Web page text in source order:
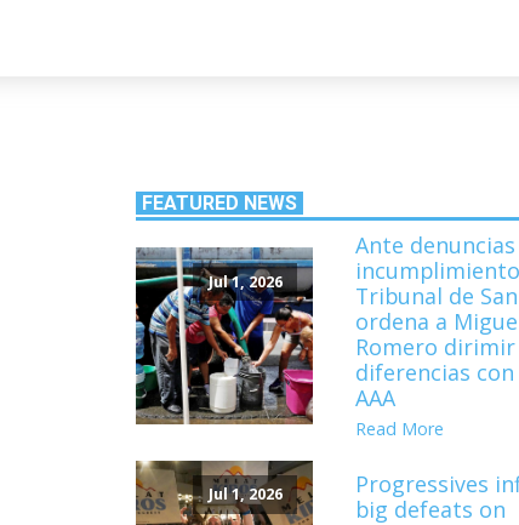
FEATURED NEWS
Jul 1, 2026
Ante
Tribunal de
ordena a
Romero dirimir
diferencias con
AAA
Read More
Jul 1, 2026
Progressives
big defeats on